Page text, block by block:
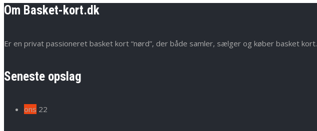
Om Basket-kort.dk
Er en privat passioneret basket kort “nørd”, der både samler, sælger og køber basket kort.
Seneste opslag
ons 22